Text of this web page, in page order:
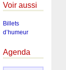
Voir aussi
Billets
d’humeur
Agenda